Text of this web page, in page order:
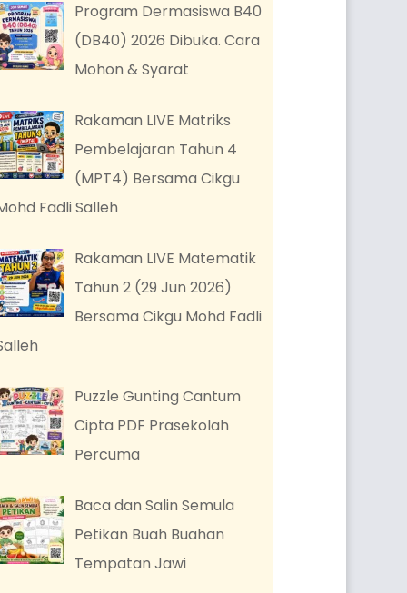
Program Dermasiswa B40
(DB40) 2026 Dibuka. Cara
Mohon & Syarat
Rakaman LIVE Matriks
Pembelajaran Tahun 4
(MPT4) Bersama Cikgu
Fadli Salleh
Rakaman LIVE Matematik
Tahun 2 (29 Jun 2026)
Bersama Cikgu Mohd Fadli
Puzzle Gunting Cantum
Cipta PDF Prasekolah
Percuma
Baca dan Salin Semula
Petikan Buah Buahan
Tempatan Jawi